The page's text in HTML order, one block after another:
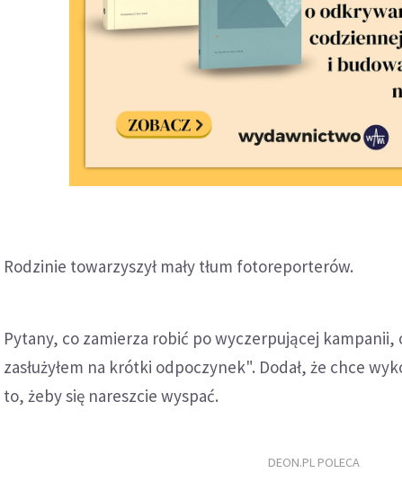
Rodzinie towarzyszył mały tłum fotoreporterów.
Pytany, co zamierza robić po wyczerpującej kampanii,
zasłużyłem na krótki odpoczynek". Dodał, że chce
to, żeby się nareszcie wyspać.
DEON.PL POLECA